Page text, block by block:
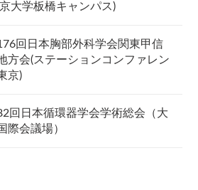
大学板橋キャンパス)
回日本胸部外科学会関東甲信
方会(ステーションコンファレン
京)
回日本循環器学会学術総会（大
際会議場）